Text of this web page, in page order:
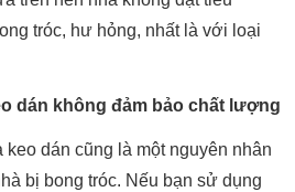
tróc, hư hỏng, nhất là với loại
dán không đảm bảo chất lượng
dán cũng là một nguyên nhân
bị bong tróc. Nếu bạn sử dụng